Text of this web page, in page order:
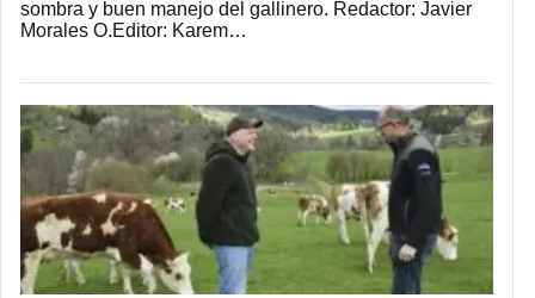
sombra y buen manejo del gallinero. Redactor: Javier
Morales O.Editor: Karem…